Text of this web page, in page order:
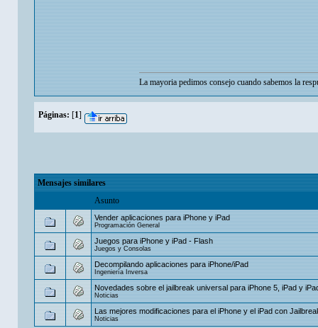
La mayoria pedimos consejo cuando sabemos la
Páginas: [1]
Mensajes similares
Asunto
Vender aplicaciones para iPhone y iPad
Programación General
Juegos para iPhone y iPad - Flash
Juegos y Consolas
Decompilando aplicaciones para iPhone/iPad
Ingeniería Inversa
Novedades sobre el jailbreak universal para iPhone 5, iPad y
Noticias
Las mejores modificaciones para el iPhone y el iPad con
Noticias